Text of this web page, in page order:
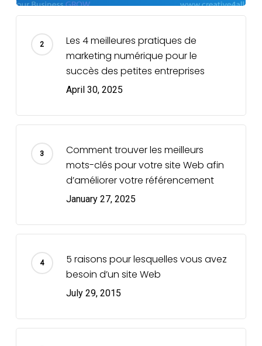
Les 4 meilleures pratiques de
marketing numérique pour le
succès des petites entreprises
April 30, 2025
Comment trouver les meilleurs
mots-clés pour votre site Web afin
d’améliorer votre référencement
January 27, 2025
5 raisons pour lesquelles vous avez
besoin d’un site Web
July 29, 2015